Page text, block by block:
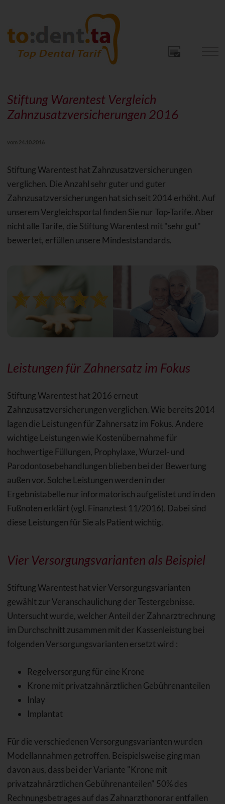
Stiftung Warentest Vergleich
Zahnzusatzversicherungen 2016
vom 24.10.2016
Stiftung Warentest hat Zahnzusatzversicherungen
verglichen. Die Anzahl sehr guter und guter
Zahnzusatzversicherungen hat sich seit 2014 erhöht. Auf
unserem Vergleichsportal finden Sie nur Top-Tarife. Aber
nicht alle Tarife, die Stiftung Warentest mit "sehr gut"
bewertet, erfüllen unsere Mindeststandards.
Leistungen für Zahnersatz im Fokus
Stiftung Warentest hat 2016 erneut
Zahnzusatzversicherungen verglichen. Wie bereits 2014
lagen die Leistungen für Zahnersatz im Fokus. Andere
wichtige Leistungen wie Kostenübernahme für
hochwertige Füllungen, Prophylaxe, Wurzel- und
Parodontosebehandlungen blieben bei der Bewertung
außen vor. Solche Leistungen werden in der
Ergebnistabelle nur informatorisch aufgelistet und in den
Fußnoten erklärt (vgl. Finanztest 11/2016). Dabei sind
diese Leistungen für Sie als Patient wichtig.
Vier Versorgungsvarianten als Beispiel
Stiftung Warentest hat vier Versorgungsvarianten
gewählt zur Veranschaulichung der Testergebnisse.
Untersucht wurde, welcher Anteil der Zahnarztrechnung
im Durchschnitt zusammen mit der Kassenleistung bei
folgenden Versorgungsvarianten ersetzt wird :
Regelversorgung für eine Krone
Krone mit privatzahnärztlichen Gebührenanteilen
Inlay
Implantat
Für die verschiedenen Versorgungsvarianten wurden
Modellannahmen getroffen. Beispielsweise ging man
davon aus, dass bei der Variante "Krone mit
privatzahnärztlichen Gebührenanteilen" 50% des
Rechnungsbetrages auf das Zahnarzthonorar entfallen